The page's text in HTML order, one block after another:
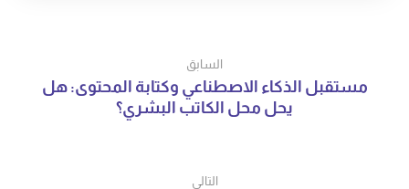
السابق
مستقبل الذكاء الاصطناعي وكتابة المحتوى: هل
يحل محل الكاتب البشري؟
التالي